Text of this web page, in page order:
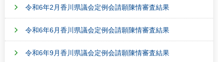
令和6年2月香川県議会定例会請願陳情審査結果
令和6年6月香川県議会定例会請願陳情審査結果
令和6年9月香川県議会定例会請願陳情審査結果